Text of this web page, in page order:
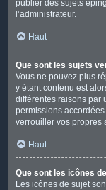
publier des sujets
l’administrateur.
Haut
Que sont les sujets
Vous ne pouvez plus
y étant contenu est
différentes raisons par
permissions
verrouiller vos propres
Haut
Que sont les icônes
Les icônes de sujet